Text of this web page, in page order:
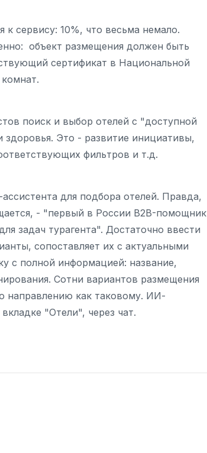
сервису: 10%, что весьма немало.
объект размещения должен быть
сертификат в Национальной
поиск и выбор отелей с "доступной
Это - развитие инициативы,
фильтров и т.д.
для подбора отелей. Правда,
- "первый в России B2B-помощник
задач турагента". Достаточно ввести
сопоставляет их с актуальными
с полной информацией: название,
Сотни вариантов размещения
направлению как таковому. ИИ-
"Отели", через чат.